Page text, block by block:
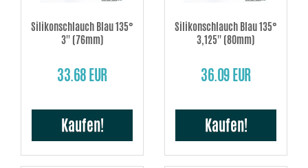
Silikonschlauch Blau 135°
3'' (76mm)
33.68 EUR
Kaufen!
Silikonschlauch Blau 135°
3,125'' (80mm)
36.09 EUR
Kaufen!